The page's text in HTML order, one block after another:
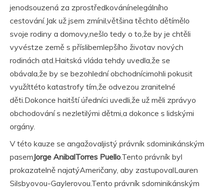
jenodsouzená za zprostředkovánínelegálního
cestování.Jak už jsem zmínil,většina těchto dětímělo
svoje rodiny a domovy,nešlo tedy o to,že by je chtěli
vyvéstze země s příslibemlepšího životav nových
rodinách atd.Haitská vláda tehdy uvedla,že se
obávala,že by se bezohlední obchodnícimohli pokusit
využíttéto katastrofy tím,že odvezou zranitelné
děti.Dokonce haitští úředníci uvedli,že už měli zprávyo
obchodování s nezletilými dětmi,a dokonce s lidskými
orgány.
V této kauze se angažovaljistý právník sdominikánským
pasemJorge AnibalTorres Puello.Tento právník byl
prokazatelně najatýAmeričany, aby zastupovalLauren
Silsbyovou-Gaylerovou.Tento právník sdominikánským